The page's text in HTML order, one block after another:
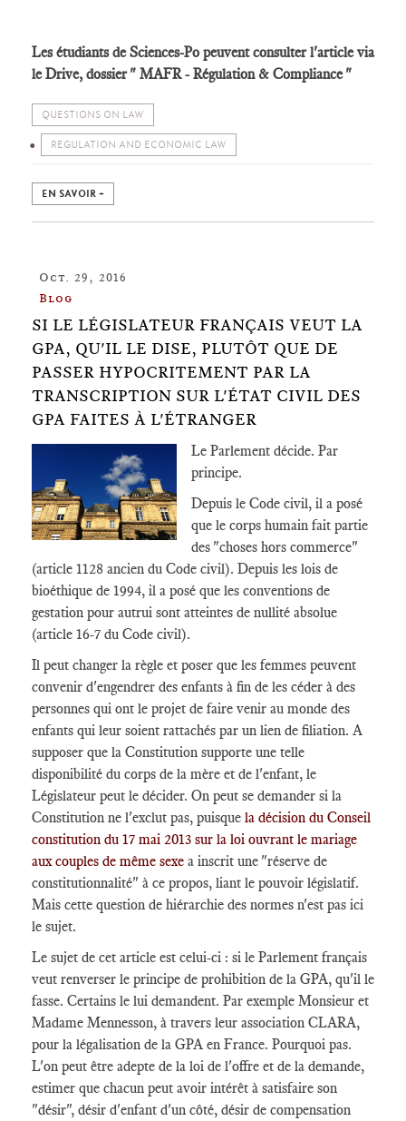
Les étudiants de Sciences-Po peuvent consulter l'article via
le Drive, dossier " MAFR - Régulation & Compliance "
QUESTIONS ON LAW
REGULATION AND ECONOMIC LAW
EN SAVOIR +
Oct. 29, 2016
Blog
SI LE LÉGISLATEUR FRANÇAIS VEUT LA
GPA, QU'IL LE DISE, PLUTÔT QUE DE
PASSER HYPOCRITEMENT PAR LA
TRANSCRIPTION SUR L'ÉTAT CIVIL DES
GPA FAITES À L'ÉTRANGER
Le Parlement décide. Par
principe.
Depuis le Code civil, il a posé
que le corps humain fait partie
des "choses hors commerce"
(article 1128 ancien du Code civil). Depuis les lois de
bioéthique de 1994, il a posé que les conventions de
gestation pour autrui sont atteintes de nullité absolue
(article 16-7 du Code civil).
Il peut changer la règle et poser que les femmes peuvent
convenir d'engendrer des enfants à fin de les céder à des
personnes qui ont le projet de faire venir au monde des
enfants qui leur soient rattachés par un lien de filiation. A
supposer que la Constitution supporte une telle
disponibilité du corps de la mère et de l'enfant, le
Législateur peut le décider. On peut se demander si la
Constitution ne l'exclut pas, puisque la décision du Conseil
constitution du 17 mai 2013 sur la loi ouvrant le mariage
aux couples de même sexe a inscrit une "réserve de
constitutionnalité" à ce propos, liant le pouvoir législatif.
Mais cette question de hiérarchie des normes n'est pas ici
le sujet.
Le sujet de cet article est celui-ci : si le Parlement français
veut renverser le principe de prohibition de la GPA, qu'il le
fasse. Certains le lui demandent. Par exemple Monsieur et
Madame Mennesson, à travers leur association CLARA,
pour la légalisation de la GPA en France. Pourquoi pas.
L'on peut être adepte de la loi de l'offre et de la demande,
estimer que chacun peut avoir intérêt à satisfaire son
"désir", désir d'enfant d'un côté, désir de compensation